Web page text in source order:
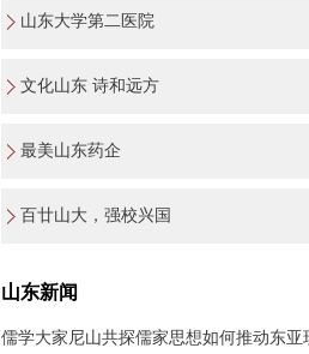
山东大学第二医院
文化山东 诗和远方
最美山东药企
百廿山大，强校兴国
山东新闻
儒学大家尼山共探儒家思想如何推动东亚